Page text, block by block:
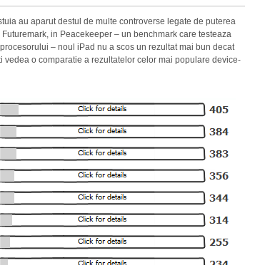
au aparut destul de multe controverse legate de puterea
in Peacekeeper – un benchmark care testeaza
– noul iPad nu a scos un rezultat mai bun decat
o comparatie a rezultatelor celor mai populare device-